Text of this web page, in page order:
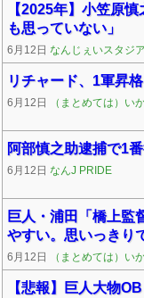
【2025年】小笠原
も思っていない」
6月12日 なんじぇいスタジ
リチャード、1軍昇
6月12日 （まとめては）い
阿部慎之助逮捕で1
6月12日 なんJ PRIDE
巨人・浦田「橋上監
やすい。思いっきり
6月12日 （まとめては）い
【悲報】巨人大物